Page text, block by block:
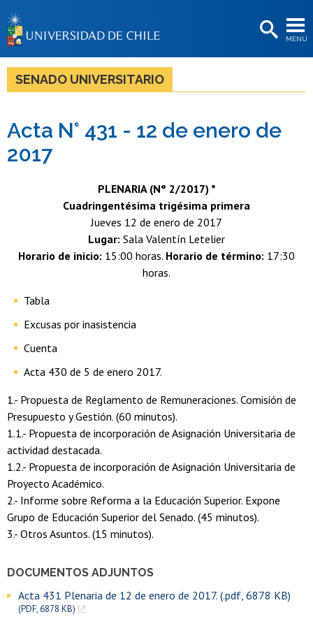
MENÚ
BIBLIOTECAS
LA UNIVERSIDAD
Estudiantes
Funcionarias/os
Egresadas/os
SENADO UNIVERSITARIO
Acta N° 431 - 12 de enero de
2017
DOCUMENTOS ADJUNTOS
Acta 431 Plenaria de 12 de enero de 2017. (.pdf, 6878 KB)
(PDF, 6878 KB)
PLENARIA (N° 2/2017) *
Cuadringentésima trigésima primera
Jueves 12 de enero de 2017
Lugar: Sala Valentín Letelier
Horario de inicio: 15:00 horas. Horario de término: 17:30
horas.
Tabla
Excusas por inasistencia
Cuenta
Acta 430 de 5 de enero 2017.
1.- Propuesta de Reglamento de Remuneraciones. Comisión de
Presupuesto y Gestión. (60 minutos).
1.1.- Propuesta de incorporación de Asignación Universitaria de
actividad destacada.
1.2.- Propuesta de incorporación de Asignación Universitaria de
Proyecto Académico.
2.- Informe sobre Reforma a la Educación Superior. Expone
Grupo de Educación Superior del Senado. (45 minutos).
3.- Otros Asuntos. (15 minutos).